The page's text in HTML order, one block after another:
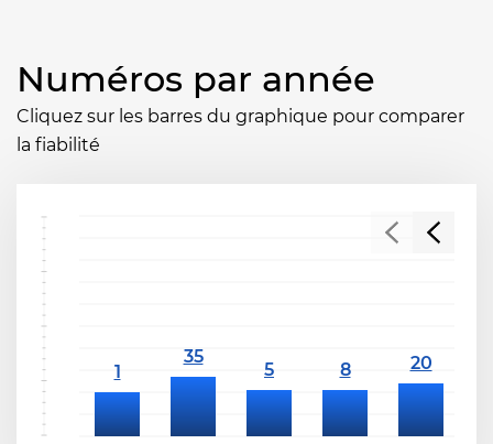
Numéros par année
Cliquez sur les barres du graphique pour comparer
la fiabilité